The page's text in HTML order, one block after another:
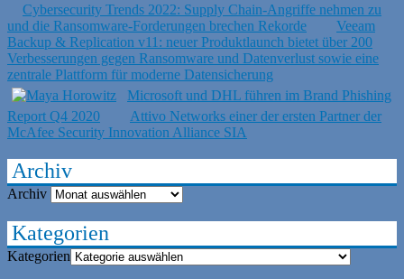
Cybersecurity Trends 2022: Supply Chain-Angriffe nehmen zu
und die Ransomware-Forderungen brechen Rekorde
Veeam
Backup & Replication v11: neuer Produktlaunch bietet über 200
Verbesserungen gegen Ransomware und Datenverlust sowie eine
zentrale Plattform für moderne Datensicherung
Microsoft und DHL führen im Brand Phishing
Report Q4 2020
Attivo Networks einer der ersten Partner der
McAfee Security Innovation Alliance SIA
Archiv
Archiv
Kategorien
Kategorien